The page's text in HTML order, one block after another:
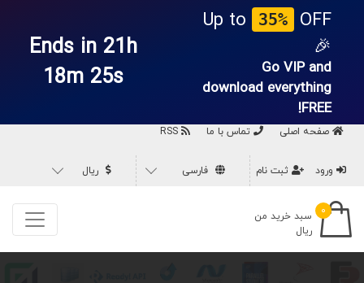
Up to 35%
OFF
🎉
Go VIP and
download everything
FREE!
Ends in 21h
18m 25s
صفحه اصلی تماس با ما
ورود ثبت نام فارسی ریال
۰
سبد خرید من
ریال